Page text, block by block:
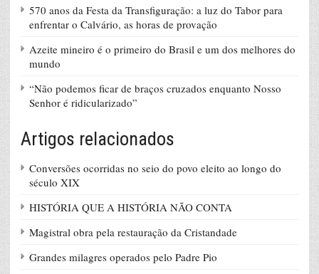
570 anos da Festa da Transfiguração: a luz do Tabor para
enfrentar o Calvário, as horas de provação
Azeite mineiro é o primeiro do Brasil e um dos melhores do
mundo
“Não podemos ficar de braços cruzados enquanto Nosso
Senhor é ridicularizado”
Artigos relacionados
Conversões ocorridas no seio do povo eleito ao longo do
século XIX
HISTÓRIA QUE A HISTÓRIA NÃO CONTA
Magistral obra pela restauração da Cristandade
Grandes milagres operados pelo Padre Pio